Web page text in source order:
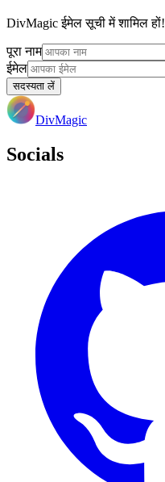
DivMagic ईमेल सूची में शामिल हों!
पूरा नाम
ईमेल
सदस्यता लें
DivMagic
Socials